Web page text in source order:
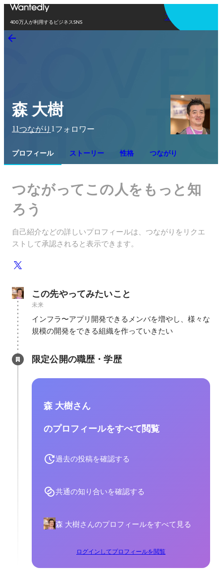
400万人が利用するビジネスSNS
アプリを使う
森 大樹
11つながり 1 フォロワー
プロフィール ストーリー 性格 つながり
つながってこの人をもっと知
ろう
自己紹介などの詳しいプロフィールは、つながりをリクエ
ストして承認されると表示できます。
この先やってみたいこと
未来
インフラ〜アプリ開発できるメンバを増やし、様々な
規模の開発をできる組織を作っていきたい
限定公開の職歴・学歴
森 大樹さん
のプロフィールをすべて閲覧
過去の投稿を確認する
共通の知り合いを確認する
森 大樹さんのプロフィールをすべて見る
ログインしてプロフィールを閲覧